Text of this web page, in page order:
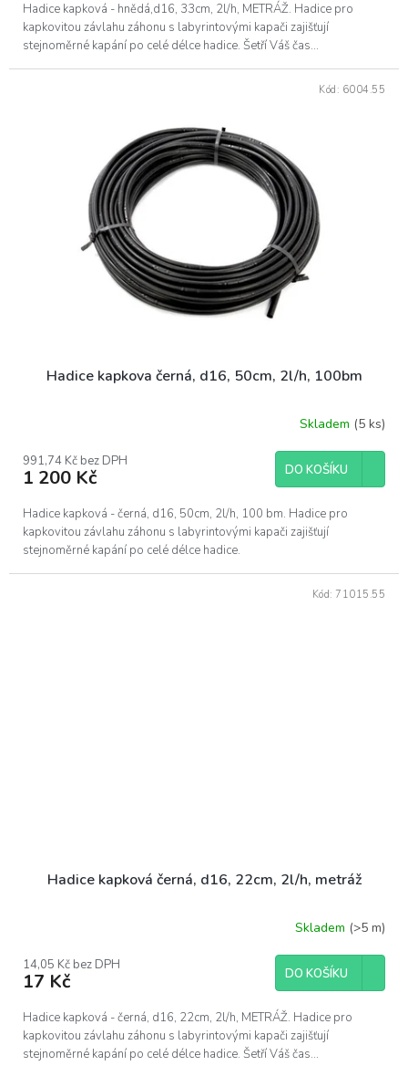
Hadice kapková - hnědá,d16, 33cm, 2l/h, METRÁŽ. Hadice pro
kapkovitou závlahu záhonu s labyrintovými kapači zajišťují
stejnoměrné kapání po celé délce hadice. Šetří Váš čas...
Hadice kapkova černá, d16, 50cm, 2l/h, 100bm
Skladem (5 ks)
991,74 Kč bez DPH
1 200 Kč DO KOŠÍKU
Hadice kapková - černá, d16, 50cm, 2l/h, 100 bm. Hadice pro
kapkovitou závlahu záhonu s labyrintovými kapači zajišťují
stejnoměrné kapání po celé délce hadice.
Kód: 6004.55
Hadice kapková černá, d16, 22cm, 2l/h, metráž
Skladem (>5 m)
14,05 Kč bez DPH
17 Kč DO KOŠÍKU
Hadice kapková - černá, d16, 22cm, 2l/h, METRÁŽ. Hadice pro
kapkovitou závlahu záhonu s labyrintovými kapači zajišťují
stejnoměrné kapání po celé délce hadice. Šetří Váš čas...
Kód: 71015.55